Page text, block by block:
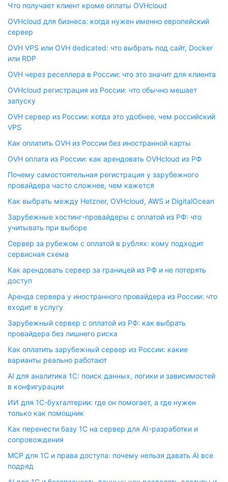
Что получает клиент кроме оплаты OVHcloud
OVHcloud для бизнеса: когда нужен именно европейский
сервер
OVH VPS или OVH dedicated: что выбрать под сайт, Docker
или RDP
OVH через реселлера в России: что это значит для клиента
OVHcloud регистрация из России: что обычно мешает
запуску
OVH сервер из России: когда это удобнее, чем российский
VPS
Как оплатить OVH из России без иностранной карты
OVH оплата из России: как арендовать OVHcloud из РФ
Почему самостоятельная регистрация у зарубежного
провайдера часто сложнее, чем кажется
Как выбрать между Hetzner, OVHcloud, AWS и DigitalOcean
Зарубежные хостинг-провайдеры с оплатой из РФ: что
учитывать при выборе
Сервер за рубежом с оплатой в рублях: кому подходит
сервисная схема
Как арендовать сервер за границей из РФ и не потерять
доступ
Аренда сервера у иностранного провайдера из России: что
входит в услугу
Зарубежный сервер с оплатой из РФ: как выбрать
провайдера без лишнего риска
Как оплатить зарубежный сервер из России: какие
варианты реально работают
AI для аналитика 1С: поиск данных, логики и зависимостей
в конфигурации
ИИ для 1С-бухгалтерии: где он помогает, а где нужен
только как помощник
Как перенести базу 1С на сервер для AI-разработки и
сопровождения
MCP для 1С и права доступа: почему нельзя давать AI все
подряд